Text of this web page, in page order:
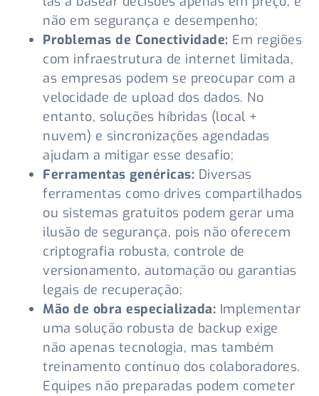
não em segurança e desempenho;
Problemas de Conectividade: Em regiões
com infraestrutura de internet limitada,
as empresas podem se preocupar com a
velocidade de upload dos dados. No
entanto, soluções híbridas (local +
nuvem) e sincronizações agendadas
ajudam a mitigar esse desafio;
Ferramentas genéricas: Diversas
ferramentas como drives compartilhados
ou sistemas gratuitos podem gerar uma
ilusão de segurança, pois não oferecem
criptografia robusta, controle de
versionamento, automação ou garantias
legais de recuperação;
Mão de obra especializada: Implementar
uma solução robusta de backup exige
não apenas tecnologia, mas também
treinamento contínuo dos colaboradores.
Equipes não preparadas podem cometer